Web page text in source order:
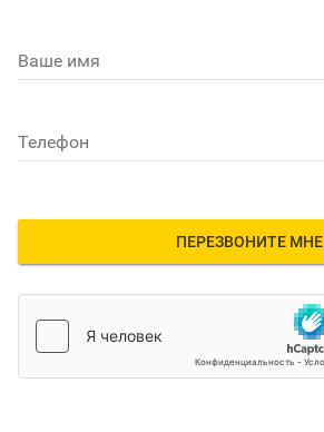
Ваше имя
Телефон
ПЕРЕЗВОНИТЕ МНЕ